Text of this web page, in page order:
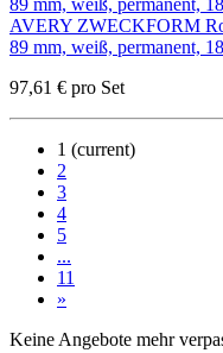
AVERY ZWECKFORM
89 mm, weiß, permanent,
97,61 € pro Set
1 (current)
2
3
4
5
...
11
»
Keine Angebote mehr